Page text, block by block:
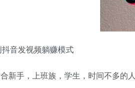
音发视频躺赚模式
新手，上班族，学生，时间不多的人